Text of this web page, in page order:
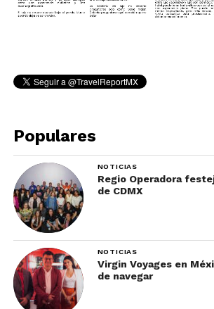
Populares
NOTICIAS
Regio Operadora
de CDMX
NOTICIAS
Virgin Voyages en
de navegar